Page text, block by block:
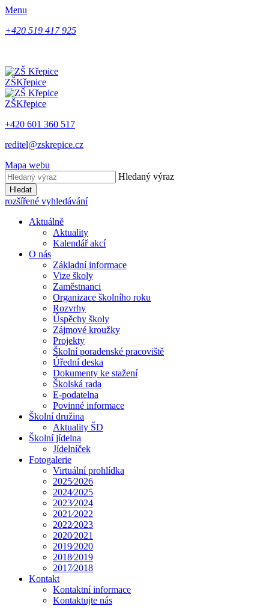
Menu
+420 519 417 925
ZŠKřepice
ZŠKřepice
+420 601 360 517
reditel@zskrepice.cz
Mapa webu
Hledaný výraz
Hledat
rozšířené vyhledávání
Aktuálně
Aktuality
Kalendář akcí
O nás
Základní informace
Vize školy
Zaměstnanci
Organizace školního roku
Rozvrhy
Úspěchy školy
Zájmové kroužky
Projekty
Školní poradenské pracoviště
Úřední deska
Dokumenty ke stažení
Školská rada
E-podatelna
Povinné informace
Školní družina
Aktuality ŠD
Školní jídelna
Jídelníček
Fotogalerie
Virtuální prohlídka
2025⁄2026
2024⁄2025
2023⁄2024
2021⁄2022
2022⁄2023
2020⁄2021
2019⁄2020
2018⁄2019
2017⁄2018
Kontakt
Kontaktní informace
Kontaktujte nás